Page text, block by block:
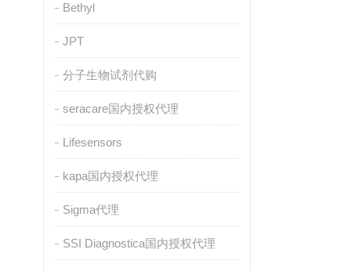
Bethyl
JPT
分子生物试剂代购
seracare国内授权代理
Lifesensors
kapa国内授权代理
Sigma代理
SSI Diagnostica国内授权代理